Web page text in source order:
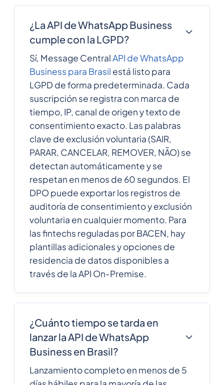
¿La API de WhatsApp Business
cumple con la LGPD?
Sí, Message CentralAPI de WhatsApp
Business para Brasil está listo para
LGPD de forma predeterminada. Cada
suscripción se registra con marca de
tiempo, IP, canal de origen y texto de
consentimiento exacto. Las palabras
clave de exclusión voluntaria (SAIR,
PARAR, CANCELAR, REMOVER, NÃO) se
detectan automáticamente y se
respetan en menos de 60 segundos. El
DPO puede exportar los registros de
auditoría de consentimiento y exclusión
voluntaria en cualquier momento. Para
las fintechs reguladas por BACEN, hay
plantillas adicionales y opciones de
residencia de datos disponibles a
través de la API On-Premise.
¿Cuánto tiempo se tarda en
lanzar la API de WhatsApp
Business en Brasil?
Lanzamiento completo en menos de 5